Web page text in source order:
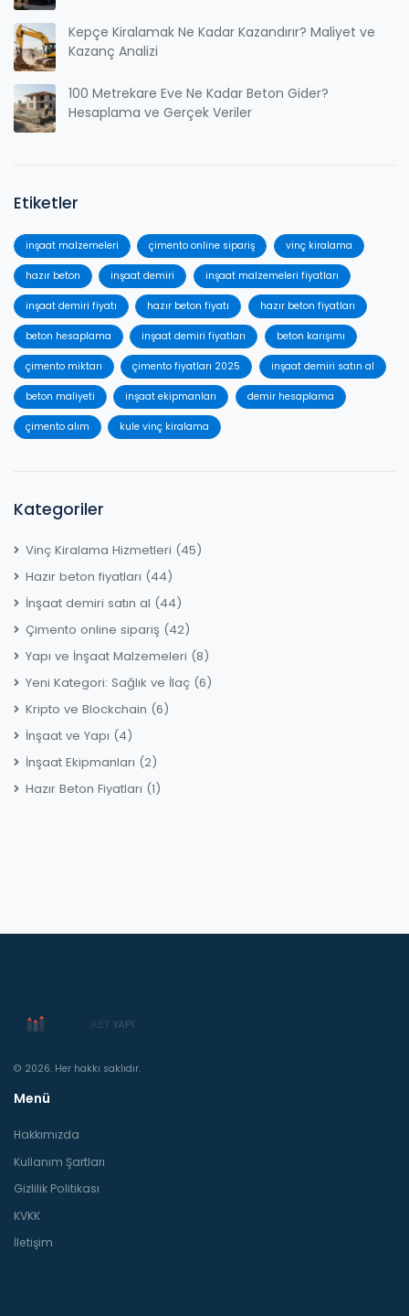
Kepçe Kiralamak Ne Kadar Kazandırır? Maliyet ve
Kazanç Analizi
100 Metrekare Eve Ne Kadar Beton Gider?
Hesaplama ve Gerçek Veriler
Etiketler
inşaat malzemeleri çimento online sipariş vinç kiralama
hazır beton inşaat demiri inşaat malzemeleri fiyatları
inşaat demiri fiyatı hazır beton fiyatı hazır beton fiyatları
beton hesaplama inşaat demiri fiyatları beton karışımı
çimento miktarı çimento fiyatları 2025 inşaat demiri satın al
beton maliyeti inşaat ekipmanları demir hesaplama
çimento alım kule vinç kiralama
Kategoriler
Vinç Kiralama Hizmetleri (45)
Hazır beton fiyatları (44)
İnşaat demiri satın al (44)
Çimento online sipariş (42)
Yapı ve İnşaat Malzemeleri (8)
Yeni Kategori: Sağlık ve İlaç (6)
Kripto ve Blockchain (6)
İnşaat ve Yapı (4)
İnşaat Ekipmanları (2)
Hazır Beton Fiyatları (1)
© 2026. Her hakkı saklıdır.
Menü
Hakkımızda
Kullanım Şartları
Gizlilik Politikası
KVKK
İletişim